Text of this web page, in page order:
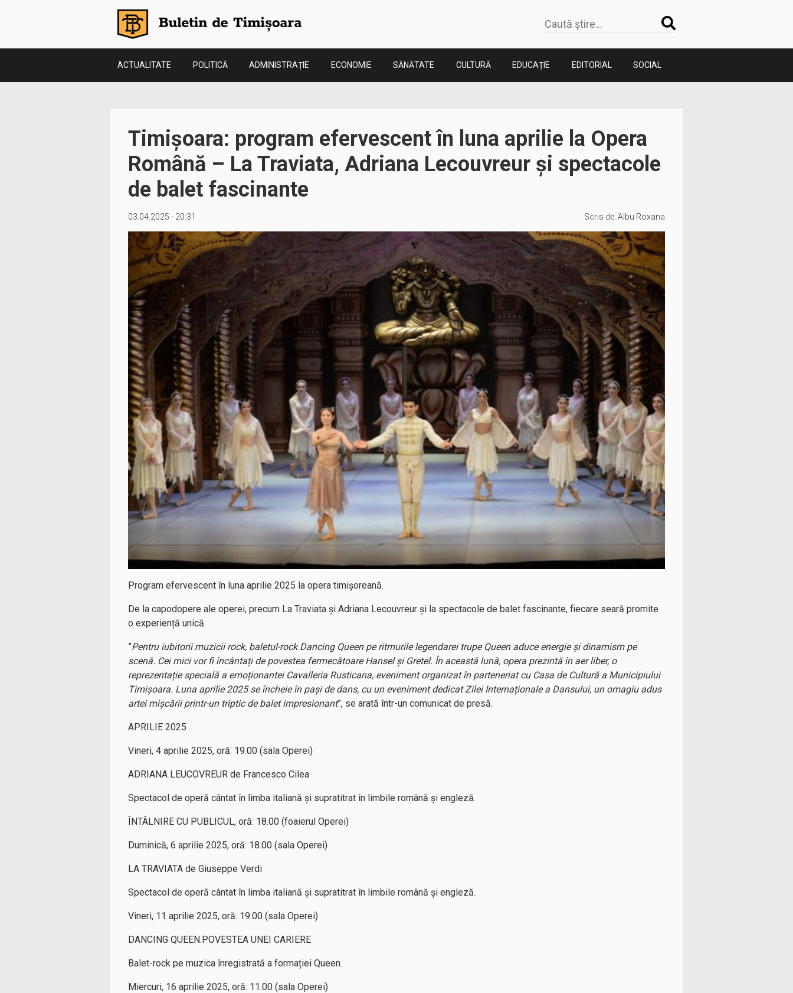
ACTUALITATE POLITICĂ ADMINISTRAȚIE ECONOMIE SĂNĂTATE CULTURĂ EDUCAȚIE EDITORIAL SOCIAL
Timișoara: program efervescent în luna aprilie la Opera
Română – La Traviata, Adriana Lecouvreur și spectacole
de balet fascinante
03.04.2025 - 20:31 Scris de: Albu Roxana
Program efervescent în luna aprilie 2025 la opera timișoreană.
De la capodopere ale operei, precum La Traviata și Adriana Lecouvreur și la spectacole de balet fascinante, fiecare seară promite
o experiență unică.
”Pentru iubitorii muzicii rock, baletul-rock Dancing Queen pe ritmurile legendarei trupe Queen aduce energie și dinamism pe
scenă. Cei mici vor fi încântați de povestea fermecătoare Hansel și Gretel. În această lună, opera prezintă în aer liber, o
reprezentație specială a emoționantei Cavalleria Rusticana, eveniment organizat în parteneriat cu Casa de Cultură a Municipiului
Timișoara. Luna aprilie 2025 se încheie în pași de dans, cu un eveniment dedicat Zilei Internaționale a Dansului, un omagiu adus
artei mișcării printr-un triptic de balet impresionant”, se arată într-un comunicat de presă.
APRILIE 2025
Vineri, 4 aprilie 2025, oră: 19.00 (sala Operei)
ADRIANA LEUCOVREUR de Francesco Cilea
Spectacol de operă cântat în limba italiană și supratitrat în limbile română și engleză.
ÎNTÂLNIRE CU PUBLICUL, oră: 18.00 (foaierul Operei)
Duminică, 6 aprilie 2025, oră: 18.00 (sala Operei)
LA TRAVIATA de Giuseppe Verdi
Spectacol de operă cântat în limba italiană și supratitrat în limbile română și engleză.
Vineri, 11 aprilie 2025, oră: 19.00 (sala Operei)
DANCING QUEEN.POVESTEA UNEI CARIERE
Balet-rock pe muzica înregistrată a formației Queen.
Miercuri, 16 aprilie 2025, oră: 11.00 (sala Operei)